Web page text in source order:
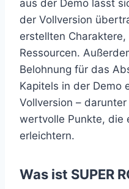
aus der Demo lässt
der Vollversion
erstellten
Ressourcen.
Belohnung für das
Kapitels in der Demo
Vollversion –
wertvolle Punkte, die
erleichtern.
Was ist SUPER